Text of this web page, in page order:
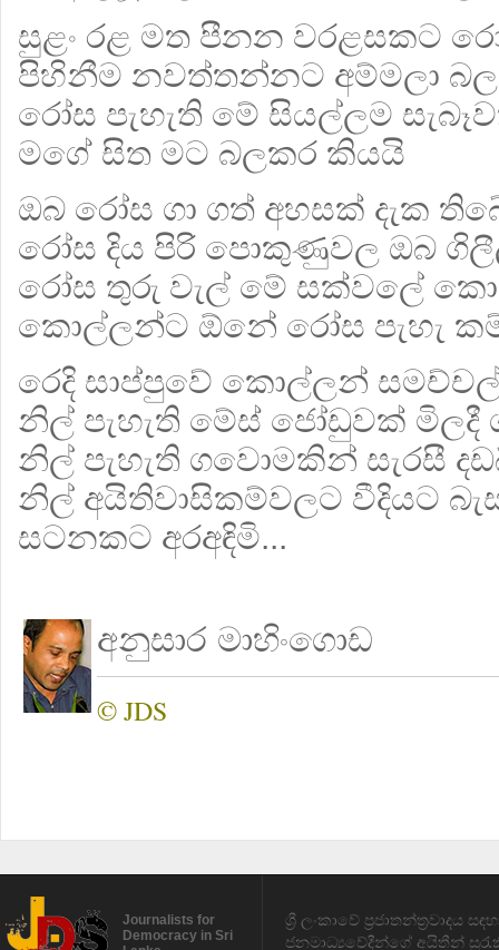
සුළං රළ මත පීනන වරළසකට
පිහිනීම නවත්තන්නට අම්මලා
රෝස පැහැති මේ සියල්ලම
මගේ සිත මට බලකර කියයි
ඔබ රෝස ගා ගත් අහසක් දැක
රෝස දිය පිරි පොකුණුවල ඔබ
රෝස තුරු වැල් මේ සක්වලේ
කොල්ලන්ට ඕනේ රෝස පැහැ
රෙදි සාප්පුවේ කොල්ලන්
නිල් පැහැති මේස් ජෝඩුවක් මිලදී
නිල් පැහැති ගවොමකින් සැරසී
නිල් අයිතිවාසිකම්වලට වීදියට
සටනකට අරඅඳිමි...
අනුසාර මාහිංගොඩ
© JDS
Journalists for
Democracy in Sri
ශ්‍රී ලංකාවේ ප්‍රජාතන්ත්‍රවාදය
ජනමාධ්‍යවේදීන්ගේ අයිතීන්